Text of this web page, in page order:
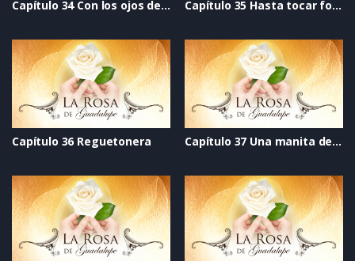
Capítulo 34 Con los ojos del alma Capítulo 35 Hasta tocar fondo
Capítulo 36 Reguetonera Capítulo 37 Una manita de gato